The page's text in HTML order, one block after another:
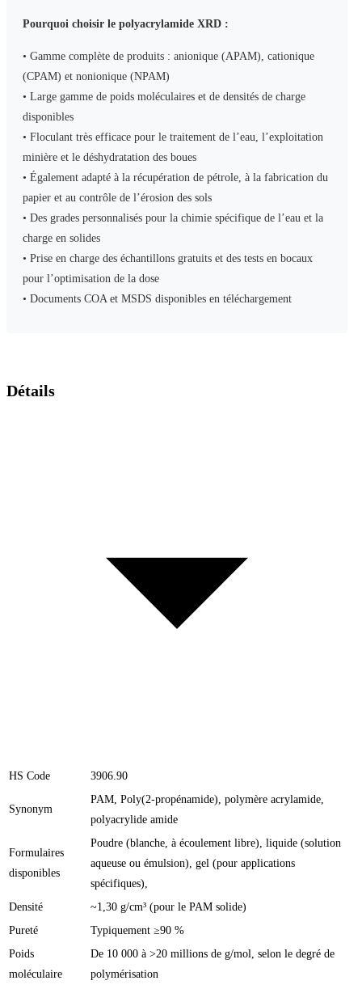
Pourquoi choisir le polyacrylamide XRD :
• Gamme complète de produits : anionique (APAM), cationique
(CPAM) et nonionique (NPAM)
• Large gamme de poids moléculaires et de densités de charge
disponibles
• Floculant très efficace pour le traitement de l’eau, l’exploitation
minière et le déshydratation des boues
• Également adapté à la récupération de pétrole, à la fabrication du
papier et au contrôle de l’érosion des sols
• Des grades personnalisés pour la chimie spécifique de l’eau et la
charge en solides
• Prise en charge des échantillons gratuits et des tests en bocaux
pour l’optimisation de la dose
• Documents COA et MSDS disponibles en téléchargement
Détails
HS Code 3906.90
Synonym
PAM, Poly(2-propénamide), polymère acrylamide,
polyacrylide amide
Formulaires
disponibles
Poudre (blanche, à écoulement libre), liquide (solution
aqueuse ou émulsion), gel (pour applications
spécifiques),
Densité
~1,30 g/cm³ (pour le PAM solide)
Pureté
Typiquement ≥90 %
Poids
moléculaire
De 10 000 à >20 millions de g/mol, selon le degré de
polymérisation